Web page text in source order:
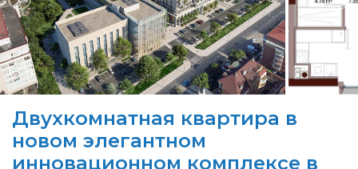
Двухкомнатная квартира в
новом элегантном
инновационном комплексе в